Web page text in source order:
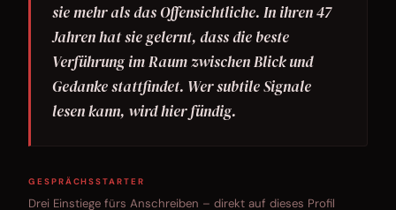
sie mehr als das Offensichtliche. In ihren 47
Jahren hat sie gelernt, dass die beste
Verführung im Raum zwischen Blick und
Gedanke stattfindet. Wer subtile Signale
lesen kann, wird hier fündig.
GESPRÄCHSSTARTER
Drei Einstiege fürs Anschreiben – direkt auf dieses Profil